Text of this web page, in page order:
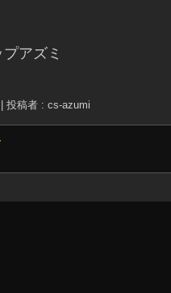
アズミ
投稿者 : cs-azumi